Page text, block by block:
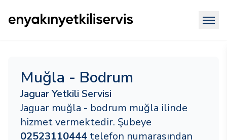
Muğla - Bodrum
Jaguar Yetkili Servisi
Jaguar muğla - bodrum muğla ilinde
hizmet vermektedir. Şubeye
02523110444 telefon numarasından